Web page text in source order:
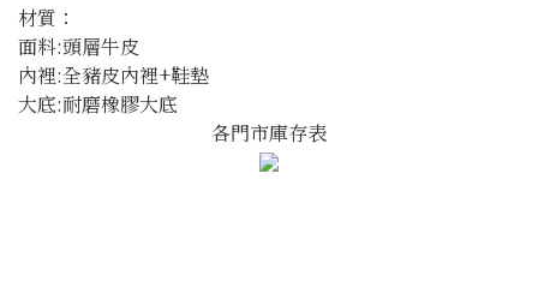
材質：
面料:頭層牛皮
內裡:全豬皮內裡+鞋墊
大底:耐磨橡膠大底
各門市庫存表